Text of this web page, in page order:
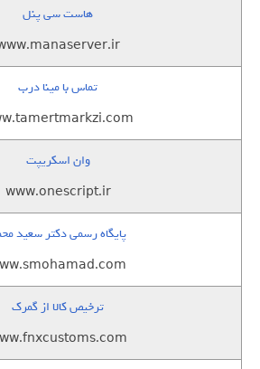
هاست سی پنل
تماس با مینا درب
وان اسکریپت
www.onescript.ir
پایگاه رسمی دکتر سعید
ترخیص کالا از گمرک